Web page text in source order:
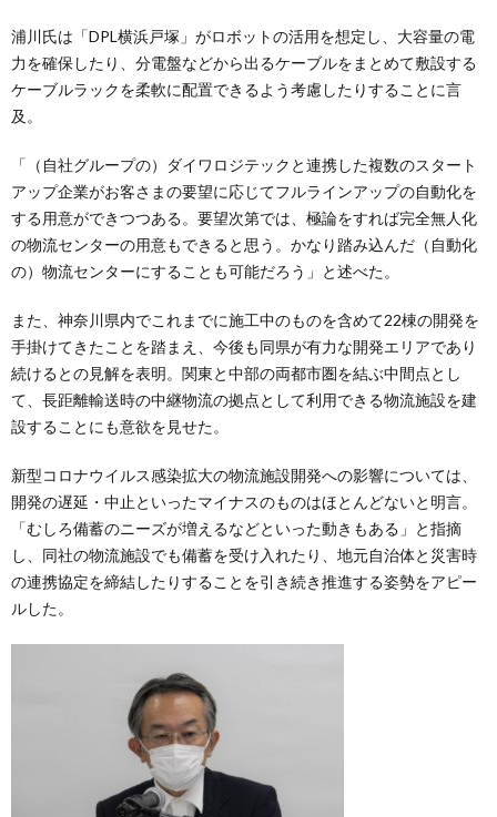
浦川氏は「DPL横浜戸塚」がロボットの活用を想定し、大容量の電
力を確保したり、分電盤などから出るケーブルをまとめて敷設する
ケーブルラックを柔軟に配置できるよう考慮したりすることに言
及。
「（自社グループの）ダイワロジテックと連携した複数のスタート
アップ企業がお客さまの要望に応じてフルラインアップの自動化を
する用意ができつつある。要望次第では、極論をすれば完全無人化
の物流センターの用意もできると思う。かなり踏み込んだ（自動化
の）物流センターにすることも可能だろう」と述べた。
また、神奈川県内でこれまでに施工中のものを含めて22棟の開発を
手掛けてきたことを踏まえ、今後も同県が有力な開発エリアであり
続けるとの見解を表明。関東と中部の両都市圏を結ぶ中間点とし
て、長距離輸送時の中継物流の拠点として利用できる物流施設を建
設することにも意欲を見せた。
新型コロナウイルス感染拡大の物流施設開発への影響については、
開発の遅延・中止といったマイナスのものはほとんどないと明言。
「むしろ備蓄のニーズが増えるなどといった動きもある」と指摘
し、同社の物流施設でも備蓄を受け入れたり、地元自治体と災害時
の連携協定を締結したりすることを引き続き推進する姿勢をアピー
ルした。